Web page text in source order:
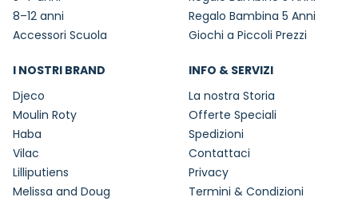
8–12 anni
Accessori Scuola
Regalo Bambina 5 Anni
Giochi a Piccoli Prezzi
I NOSTRI BRAND
Djeco
Moulin Roty
Haba
Vilac
Lilliputiens
Melissa and Doug
INFO & SERVIZI
La nostra Storia
Offerte Speciali
Spedizioni
Contattaci
Privacy
Termini & Condizioni